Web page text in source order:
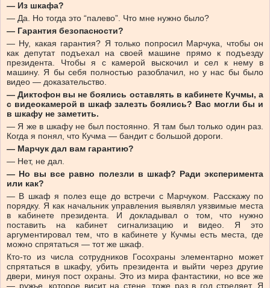
— Из шкафа?
— Да. Но тогда это “палево”. Что мне нужно было?
— Гарантия безопасности?
— Ну, какая гарантия? Я только попросил Марчука, чтобы он
как депутат подъехал на своей машине прямо к подъезду
президента. Чтобы я с камерой выскочил и сел к нему в
машину. Я бы себя полностью разоблачил, но у нас бы было
видео — доказательство.
— Диктофон вы не боялись оставлять в кабинете Кучмы, а
с видеокамерой в шкаф залезть боялись? Вас могли бы и
в шкафу не заметить.
— Я же в шкафу не был постоянно. Я там был только один раз.
Когда я понял, что Кучма — бандит с большой дороги.
— Марчук дал вам гарантию?
— Нет, не дал.
— Но вы все равно полезли в шкаф? Ради эксперимента
или как?
— В шкаф я полез еще до встречи с Марчуком. Расскажу по
порядку. Я как начальник управления выявлял уязвимые места
в кабинете президента. И докладывал о том, что нужно
поставить на кабинет сигнализацию и видео. Я это
аргументировал тем, что в кабинете у Кучмы есть места, где
можно спрятаться — тот же шкаф.
Кто-то из числа сотрудников Госохраны элементарно может
спрятаться в шкафу, убить президента и выйти через другие
двери, минуя пост охраны. Это из мира фантастики, но все же
— ружье, которое висит на стене, тоже раз в год стреляет. Я